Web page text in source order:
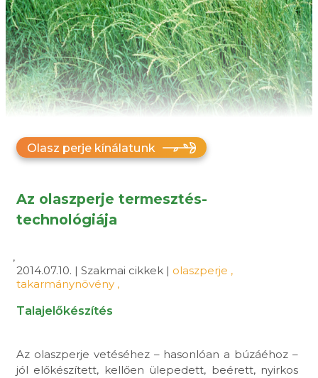
Olasz perje kínálatunk
Az olaszperje termesztés-
technológiája
,
2014.07.10. | Szakmai cikkek | olaszperje ,
takarmánynövény ,
Talajelőkészítés
Az olaszperje vetéséhez – hasonlóan a búzáéhoz –
jól előkészített, kellően ülepedett, beérett, nyirkos